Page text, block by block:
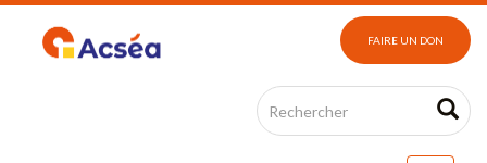
FAIRE UN DON